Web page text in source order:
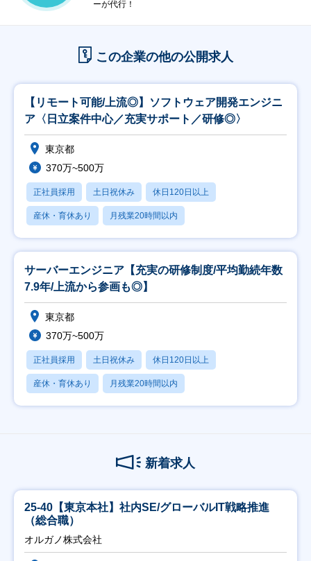
ーが代行！
この企業の他の公開求人
【リモート可能/上流◎】ソフトウェア開発エンジニ
ア〈日立案件中心／充実サポート／研修◎〉
東京都
370万~500万
正社員採用 土日祝休み 休日120日以上
産休・育休あり 月残業20時間以内
サーバーエンジニア【充実の研修制度/平均勤続年数
7.9年/上流から参画も◎】
東京都
370万~500万
正社員採用 土日祝休み 休日120日以上
産休・育休あり 月残業20時間以内
新着求人
25-40【東京本社】社内SE/グローバルIT戦略推進
（総合職）
オルガノ株式会社